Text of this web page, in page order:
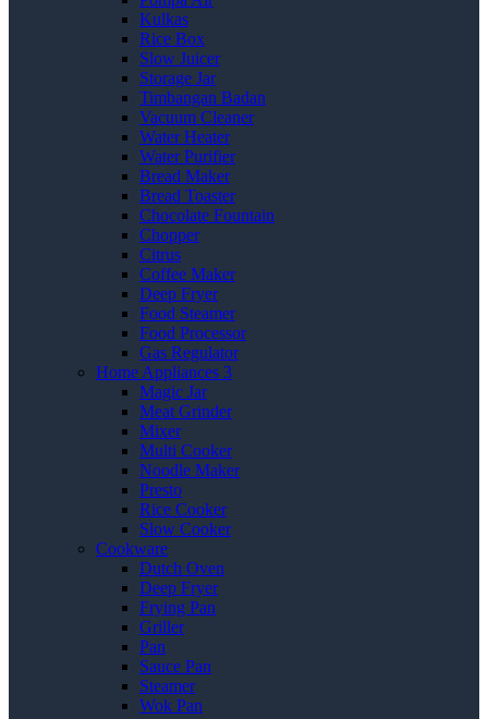
Kulkas
Rice Box
Slow Juicer
Storage Jar
Timbangan Badan
Vacuum Cleaner
Water Heater
Water Purifier
Bread Maker
Bread Toaster
Chocolate Fountain
Chopper
Citrus
Coffee Maker
Deep Fryer
Food Steamer
Food Processor
Gas Regulator
Home Appliances 3
Magic Jar
Meat Grinder
Mixer
Multi Cooker
Noodle Maker
Presto
Rice Cooker
Slow Cooker
Cookware
Dutch Oven
Deep Fryer
Frying Pan
Griller
Pan
Sauce Pan
Steamer
Wok Pan